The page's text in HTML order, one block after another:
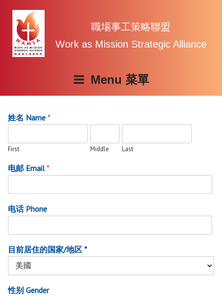
content
職場事工策略聯盟
Work as Mission Strategic Alliance
Menu
姓名 Name *
First Middle Last
电邮 Email*
电话 Phone
目前居住的国家/地区 *
性别 Gender